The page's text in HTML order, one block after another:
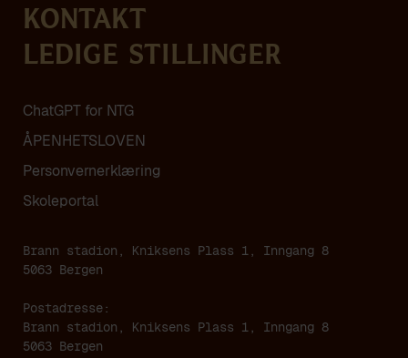
Kontakt
Ledige stillinger
ChatGPT for NTG
ÅPENHETSLOVEN
Personvern­erklæring
Skoleportal
Brann stadion, Kniksens Plass 1, Inngang 8
5063 Bergen
Postadresse:
Brann stadion, Kniksens Plass 1, Inngang 8
5063 Bergen